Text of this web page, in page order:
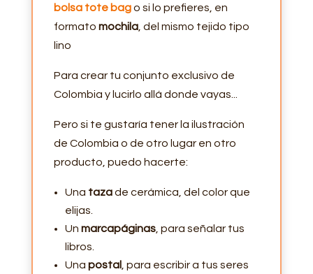
bolsa tote bago si lo prefieres, en
formato mochila, del mismo tejido tipo
lino
Para crear tu conjunto exclusivo de
Colombia y lucirlo allá donde vayas...
Pero si te gustaría tener la ilustración
de Colombia o de otro lugar en otro
producto, puedo hacerte:
Una tazade cerámica, del color que
elijas.
Un marcapáginas, para señalar tus
libros.
Una postal, para escribir a tus seres